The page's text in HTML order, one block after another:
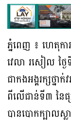
ភ្នំពេញ ៖ ហេតុកា
វេលា រសៀល ថ្ង
ជាកងអង្គរក្សថ្ន
ពីលើជាន់ទី៣ នៃ
បានបោកក្បាលស្